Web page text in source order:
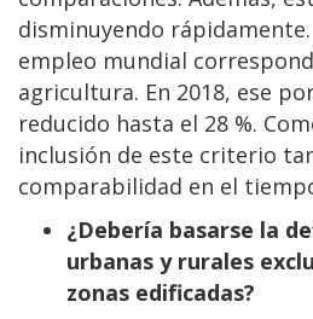
disminuyendo rápidamente.
empleo mundial
agricultura. En 2018, ese
reducido hasta el 28 %.
inclusión de este criterio
comparabilidad en el
¿Debería basarse la
urbanas y rurales
zonas edificadas?